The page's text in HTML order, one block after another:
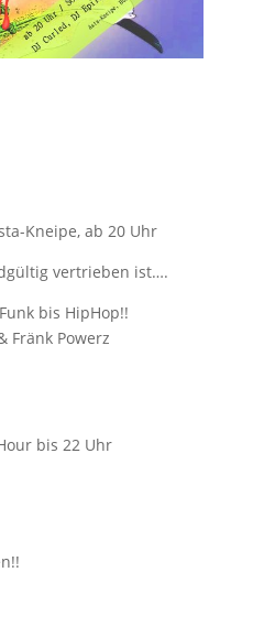
Kneipe, ab 20 Uhr
vertrieben ist….
bis HipHop!!
Fränk Powerz
bis 22 Uhr